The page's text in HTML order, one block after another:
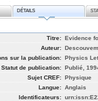
DÉTAILS
Titre: Evidence
Auteur:
sur la publication: Physics
Statut de publication: Publié,
Sujet CREF: Physique
Langue: Anglais
Identificateurs: